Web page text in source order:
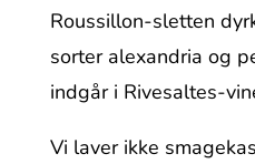
Roussillon-sletten
sorter alexandria og
indgår i Rivesaltes-
Vi laver ikke